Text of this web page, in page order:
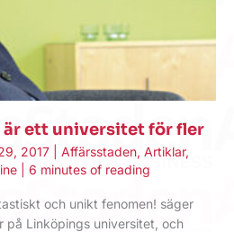
ett universitet för fler
2017 Affärsstaden, Artiklar,
6 minutes of reading
och unikt fenomen! säger
på Linköpings universitet, och